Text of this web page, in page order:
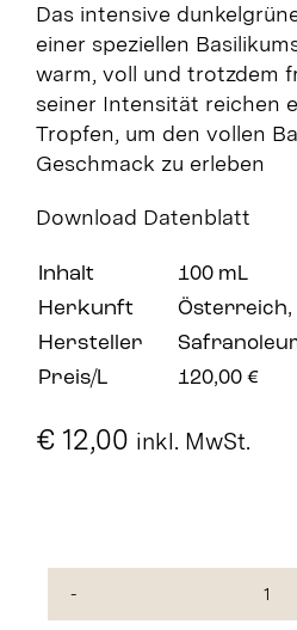
Das intensive
einer speziellen
warm, voll und trotzdem
seiner Intensität reichen
Tropfen, um den vollen
Geschmack zu erleben
Download Datenblatt
Inhalt
100 mL
Herkunft
Österreich,
Hersteller
Preis/L
120,00 €
€ 12,00 inkl. MwSt.